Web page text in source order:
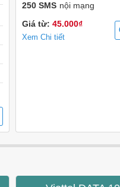
250 SMS nội mạng
Giá từ: 45.000₫
Xem Chi tiết